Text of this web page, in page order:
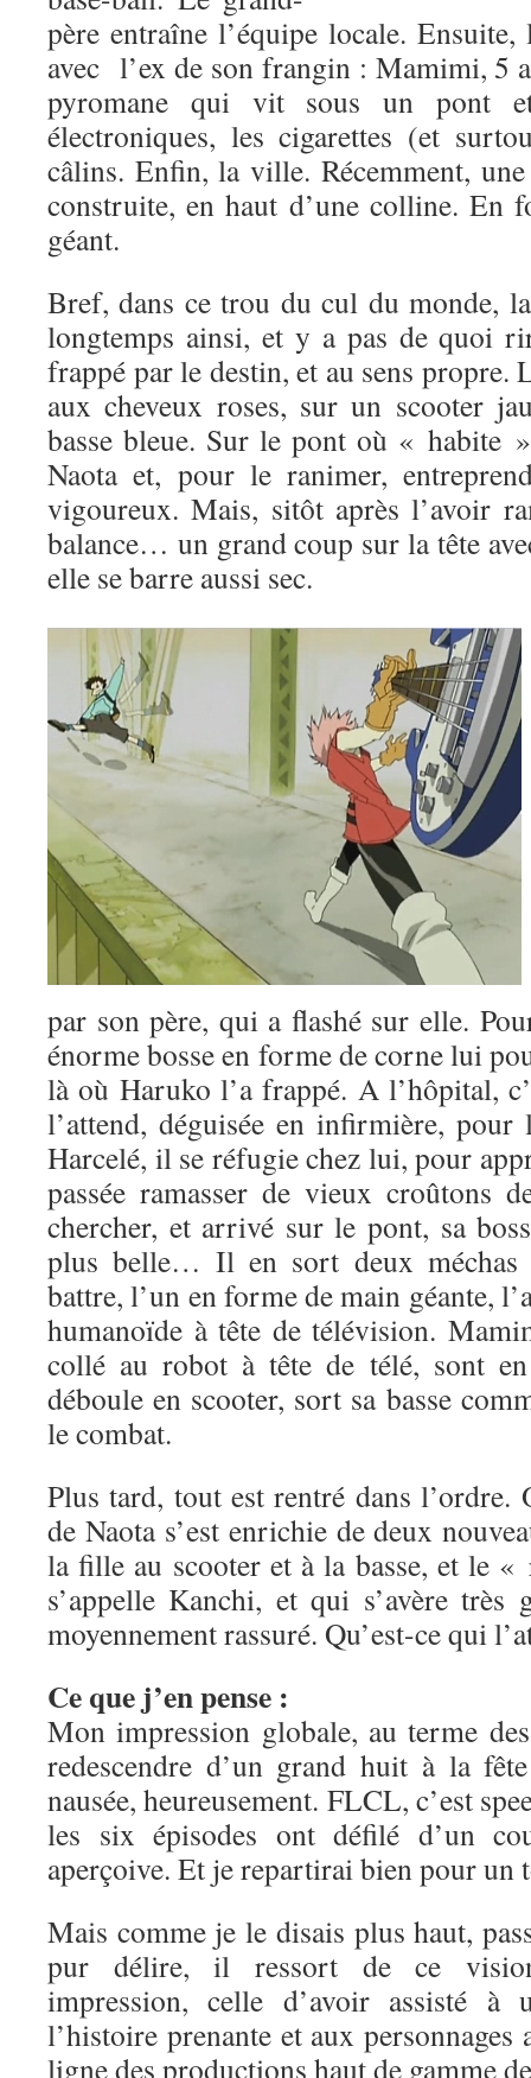
père entraîne l’équipe locale.
avec l’ex de son frangin : Mamimi, 5
pyromane qui vit sous un pont
électroniques, les cigarettes (et
câlins. Enfin, la ville. Récemment,
construite, en haut d’une colline. En
géant.
Bref, dans ce trou du cul du monde,
longtemps ainsi, et y a pas de quoi
frappé par le destin, et au sens propre.
aux cheveux roses, sur un scooter
basse bleue. Sur le pont où « habite
Naota et, pour le ranimer,
vigoureux. Mais, sitôt après l’avoir
balance… un grand coup sur la tête
elle se barre aussi sec.
par son père, qui a flashé sur elle.
énorme bosse en forme de corne lui
là où Haruko l’a frappé. A l’hôpital,
l’attend, déguisée en infirmière,
Harcelé, il se réfugie chez lui, pour
passée ramasser de vieux croûtons
chercher, et arrivé sur le pont, sa
plus belle… Il en sort deux méchas
battre, l’un en forme de main géante,
humanoïde à tête de télévision.
collé au robot à tête de télé, sont
déboule en scooter, sort sa basse
le combat.
Plus tard, tout est rentré dans
de Naota s’est enrichie de deux
la fille au scooter et à la basse, et le
s’appelle Kanchi, et qui s’avère très
moyennement rassuré. Qu’est-ce qui
Ce que j’en pense :
Mon impression globale, au terme
redescendre d’un grand huit à la
nausée, heureusement. FLCL, c’est
les six épisodes ont défilé d’un
aperçoive. Et je repartirai bien pour un
Mais comme je le disais plus haut,
pur délire, il ressort de ce
impression, celle d’avoir assisté à
l’histoire prenante et aux personnages
ligne des productions haut de gamme